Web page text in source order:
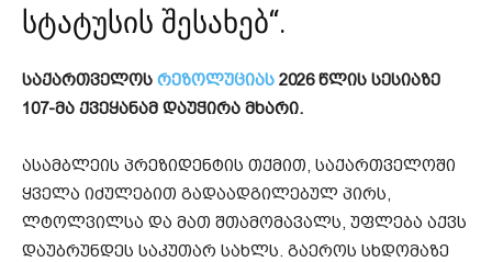
სტატუსის შესახებ“.
საქართველოს რეზოლუციას 2026 წლის სესიაზე
107-მა ქვეყანამ დაუჭირა მხარი.
ასამბლეის პრეზიდენტის თქმით, საქართველოში
ყველა იძულებით გადაადგილებულ პირს,
ლტოლვილსა და მათ შთამომავალს, უფლება აქვს
დაუბრუნდეს საკუთარ სახლს. გაეროს სხდომაზე